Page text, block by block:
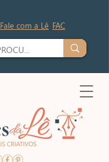
Fale com a Lê FAC